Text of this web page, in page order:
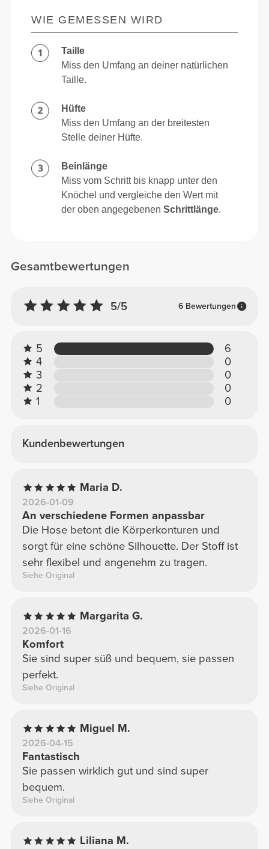
Gesamtbewertungen
5/5 6 Bewertungen
5
6
4
0
3
0
2
0
1
0
Kundenbewertungen
Maria D.
2026-01-09
An verschiedene Formen anpassbar
Die Hose betont die Körperkonturen und
sorgt für eine schöne Silhouette. Der Stoff ist
sehr flexibel und angenehm zu tragen.
Siehe Original
Margarita G.
2026-01-16
Komfort
Sie sind super süß und bequem, sie passen
perfekt.
Siehe Original
Miguel M.
2026-04-15
Fantastisch
Sie passen wirklich gut und sind super
bequem.
Siehe Original
Liliana M.
WIE GEMESSEN WIRD
Taille
Miss den Umfang an deiner natürlichen
Taille.
Hüfte
Miss den Umfang an der breitesten
Stelle deiner Hüfte.
Beinlänge
Miss vom Schritt bis knapp unter den
Knöchel und vergleiche den Wert mit
der oben angegebenenSchrittlänge.